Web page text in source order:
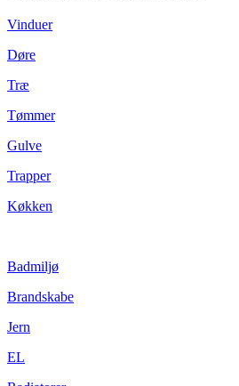
Vinduer
Døre
Træ
Tømmer
Gulve
Trapper
Køkken
Badmiljø
Brandskabe
Jern
EL